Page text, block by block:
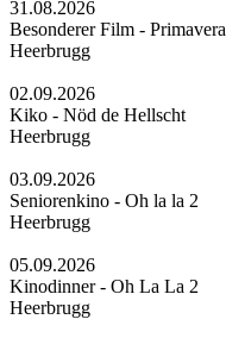
31.08.2026
Besonderer Film - Primavera
Heerbrugg
02.09.2026
Kiko - Nöd de Hellscht
Heerbrugg
03.09.2026
Seniorenkino - Oh la la 2
Heerbrugg
05.09.2026
Kinodinner - Oh La La 2
Heerbrugg